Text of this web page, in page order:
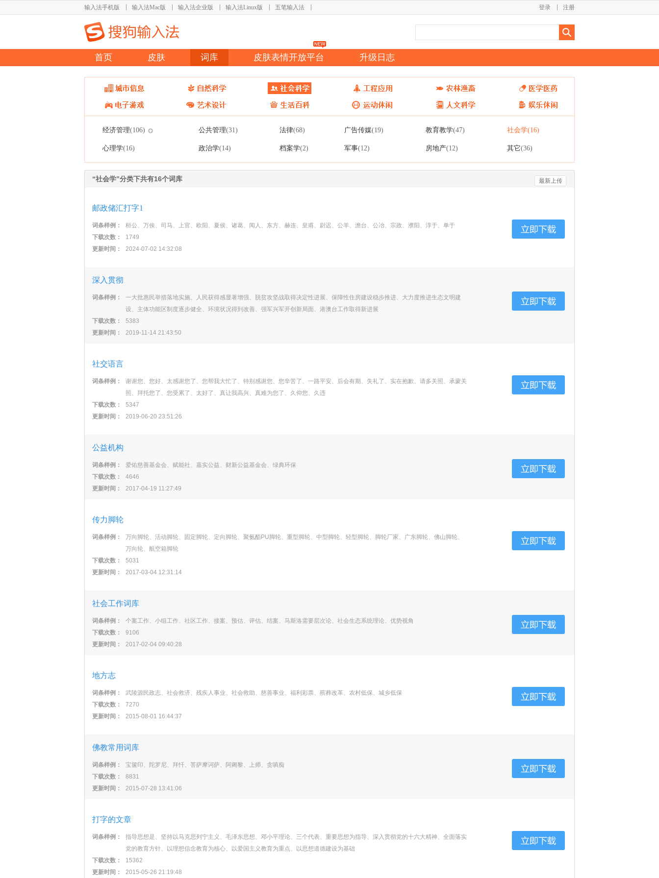
输入法手机版 输入法Mac版 输入法企业版 输入法Linux版 五笔输入法 注册
登录
首页 皮肤 词库 皮肤表情开放平台 升级日志
经济管理(106) 公共管理(31) 法律(68) 广告传媒(19) 教育教学(47) 社会学(16)
心理学(16) 政治学(14) 档案学(2) 军事(12) 房地产(12) 其它(36)
“社会学”分类下共有16个词库 最新上传
邮政储汇打字1
词条样例：
桓公、万俟、司马、上官、欧阳、夏侯、诸葛、闻人、东方、赫连、皇甫、尉迟、公羊、澹台、公冶、宗政、濮阳、淳于、单于
下载次数：
1749
更新时间：
2024-07-02 14:32:08
深入贯彻
词条样例：
一大批惠民举措落地实施、人民获得感显著增强、脱贫攻坚战取得决定性进展、保障性住房建设稳步推进、大力度推进生态文明建
设、主体功能区制度逐步健全、环境状况得到改善、强军兴军开创新局面、港澳台工作取得新进展
下载次数：
5383
更新时间：
2019-11-14 21:43:50
社交语言
词条样例：
谢谢您、您好、太感谢您了、您帮我大忙了、特别感谢您、您辛苦了、一路平安、后会有期、失礼了、实在抱歉、请多关照、承蒙关
照、拜托您了、您受累了、太好了、真让我高兴、真难为您了、久仰您、久违
下载次数：
5347
更新时间：
2019-06-20 23:51:26
公益机构
词条样例：
爱佑慈善基金会、赋能社、嘉实公益、财新公益基金会、绿典环保
下载次数：
4646
更新时间：
2017-04-19 11:27:49
传力脚轮
词条样例：
万向脚轮、活动脚轮、固定脚轮、定向脚轮、聚氨酯PU脚轮、重型脚轮、中型脚轮、轻型脚轮、脚轮厂家、广东脚轮、佛山脚轮、
万向轮、航空箱脚轮
下载次数：
5031
更新时间：
2017-03-04 12:31:14
社会工作词库
词条样例：
个案工作、小组工作、社区工作、接案、预估、评估、结案、马斯洛需要层次论、社会生态系统理论、优势视角
下载次数：
9106
更新时间：
2017-02-04 09:40:28
地方志
词条样例：
武陵源民政志、社会救济、残疾人事业、社会救助、慈善事业、福利彩票、殡葬改革、农村低保、城乡低保
下载次数：
7270
更新时间：
2015-08-01 16:44:37
佛教常用词库
词条样例：
宝箧印、陀罗尼、拜忏、菩萨摩诃萨、阿阇黎、上师、贪嗔痴
下载次数：
8831
更新时间：
2015-07-28 13:41:06
打字的文章
词条样例：
指导思想是、坚持以马克思列宁主义、毛泽东思想、邓小平理论、三个代表、重要思想为指导、深入贯彻党的十六大精神、全面落实
党的教育方针、以理想信念教育为核心、以爱国主义教育为重点、以思想道德建设为基础
下载次数：
15362
更新时间：
2015-05-26 21:19:48